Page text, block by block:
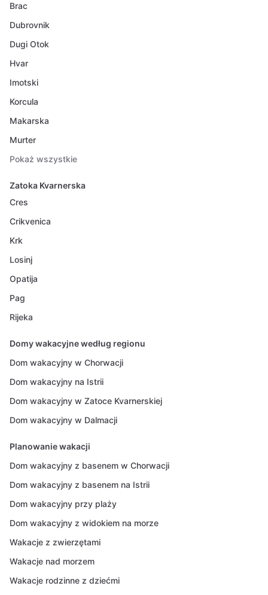
Brac
Dubrovnik
Dugi Otok
Hvar
Imotski
Korcula
Makarska
Murter
Pokaż wszystkie
Zatoka Kvarnerska
Cres
Crikvenica
Krk
Losinj
Opatija
Pag
Rijeka
Domy wakacyjne według regionu
Dom wakacyjny w Chorwacji
Dom wakacyjny na Istrii
Dom wakacyjny w Zatoce Kvarnerskiej
Dom wakacyjny w Dalmacji
Planowanie wakacji
Dom wakacyjny z basenem w Chorwacji
Dom wakacyjny z basenem na Istrii
Dom wakacyjny przy plaży
Dom wakacyjny z widokiem na morze
Wakacje z zwierzętami
Wakacje nad morzem
Wakacje rodzinne z dziećmi